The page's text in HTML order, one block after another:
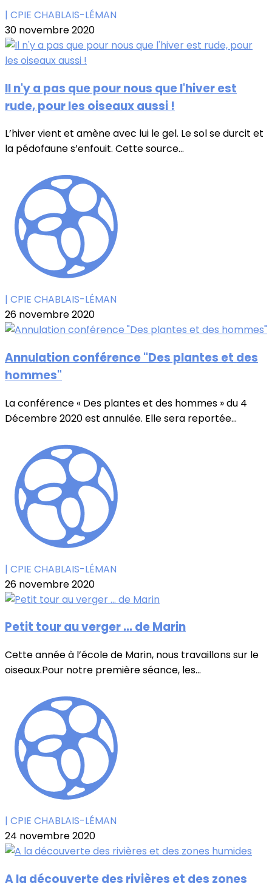
| CPIE CHABLAIS-LÉMAN
30 novembre 2020
Il n'y a pas que pour nous que l'hiver est
rude, pour les oiseaux aussi !
L’hiver vient et amène avec lui le gel. Le sol se durcit et
la pédofaune s’enfouit. Cette source...
| CPIE CHABLAIS-LÉMAN
26 novembre 2020
Annulation conférence "Des plantes et des
hommes"
La conférence « Des plantes et des hommes » du 4
Décembre 2020 est annulée. Elle sera reportée...
| CPIE CHABLAIS-LÉMAN
26 novembre 2020
Petit tour au verger ... de Marin
Cette année à l’école de Marin, nous travaillons sur le
oiseaux.Pour notre première séance, les...
| CPIE CHABLAIS-LÉMAN
24 novembre 2020
A la découverte des rivières et des zones